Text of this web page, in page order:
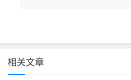
相关文章